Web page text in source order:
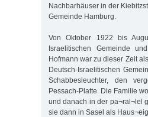
Nachbarhäuser in der
Gemeinde Hamburg.
Von Oktober 1922 bis
Israelitischen Gemeinde
Hofmann war zu dieser Zeit
Deutsch-Israelitischen
Schabbesleuchter, den
Pessach-Platte. Die Familie
und danach in der pa¬ral¬lel
sie dann in Sasel als